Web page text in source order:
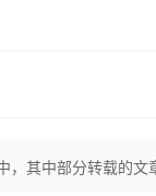
其中部分转载的文